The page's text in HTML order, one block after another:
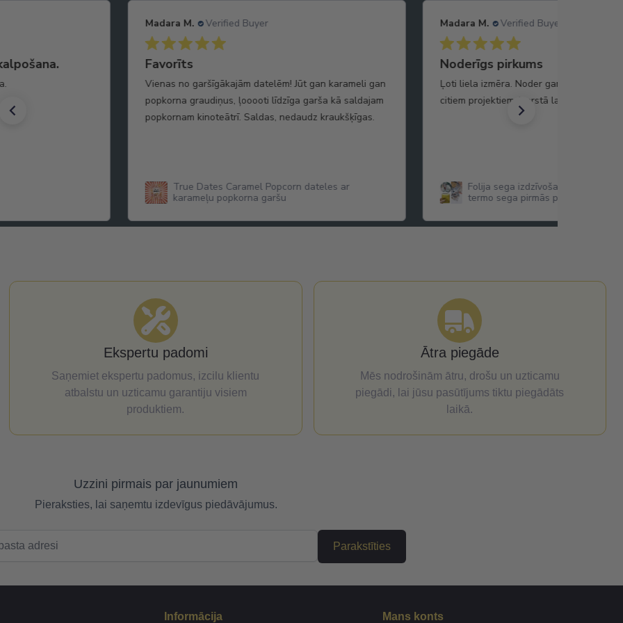
Madara M. Verified Buyer
Favorīts
Vienas no garšīgākajām datelēm! Jūt gan karameli gan
popkorna graudiņus, ļooooti līdzīga garša kā saldajam
popkornam kinoteātrī. Saldas, nedaudz kraukšķīgas.
True Dates Caramel Popcorn dateles ar
karameļu popkorna garšu
Madara M. Verified Buyer
Noderīgs pirkums
Ļoti liela izmēra. Noder gan kā drošības
citiem projektiem (karstā laikā arī
Folija sega izdzīvošanas sega
termo sega pirmās palīdzības
Ekspertu padomi
Saņemiet ekspertu padomus, izcilu klientu
atbalstu un uzticamu garantiju visiem
produktiem.
Ātra piegāde
Mēs nodrošinām ātru, drošu un uzticamu
piegādi, lai jūsu pasūtījums tiktu piegādāts
laikā.
Uzzini pirmais par jaunumiem
Pieraksties, lai saņemtu izdevīgus piedāvājumus.
Parakstīties
Informācija Mans konts